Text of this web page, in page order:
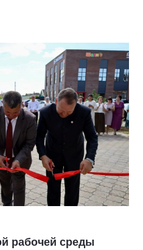
рабочей среды